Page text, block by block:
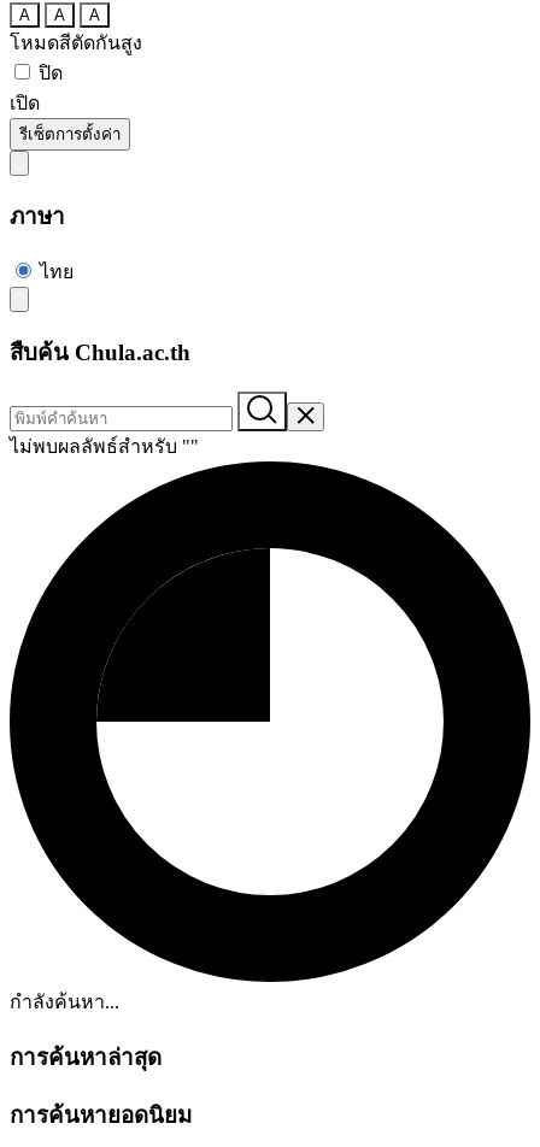
A A A
โหมดสีตัดกันสูง
ปิด
เปิด
รีเซ็ตการตั้งค่า
ภาษา
ไทย
สืบค้น Chula.ac.th
ไม่พบผลลัพธ์สำหรับ ""
กำลังค้นหา...
การค้นหาล่าสุด
การค้นหายอดนิยม